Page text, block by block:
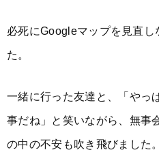
必死にGoogleマップを見直し
た。
一緒に行った友達と、「やっ
事だね」と笑いながら、無事
の中の不安も吹き飛びました。